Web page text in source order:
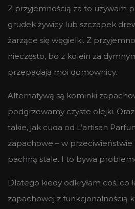
Z przyjemnością za to używam
grudek żywicy lub szczapek
żarzące się węgielki. Z
nieczęsto, bo z kolein za
przepadają moi domownicy.
Alternatywą są kominki
podgrzewamy czyste olejki.
takie, jak cuda od L’artisan
zapachowe – w
pachną stale. I to bywa
Dlatego kiedy odkryłam coś, co
zapachowej z funkcjonalnością